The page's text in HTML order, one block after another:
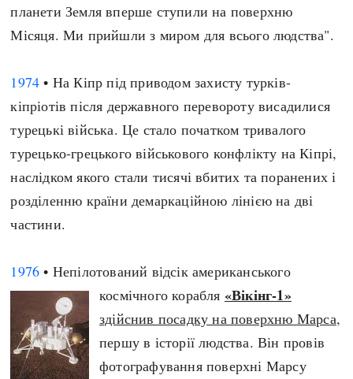
планети Земля вперше ступили на поверхню
Місяця. Ми прийшли з миром для всього людства".
1974 • На Кіпр під приводом захисту турків-
кіпріотів після державного перевороту висадилися
турецькі війська. Це стало початком тривалого
турецько-грецького військового конфлікту на Кіпрі,
наслідком якого стали тисячі вбитих та поранених і
розділенню країни демаркаційною лінією на дві
частини.
1976 • Непілотований відсік американського
космічного корабля «Вікінг-1»
здійснив посадку на поверхню Марса,
першу в історії людства. Він провів
фотографування поверхні Марсу